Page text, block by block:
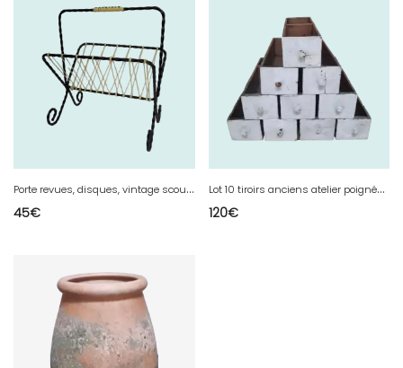
P
orte revues, disques, vintage scoubidou
45€
L
ot 10 tiroirs anciens atelier poignées bronze
120€